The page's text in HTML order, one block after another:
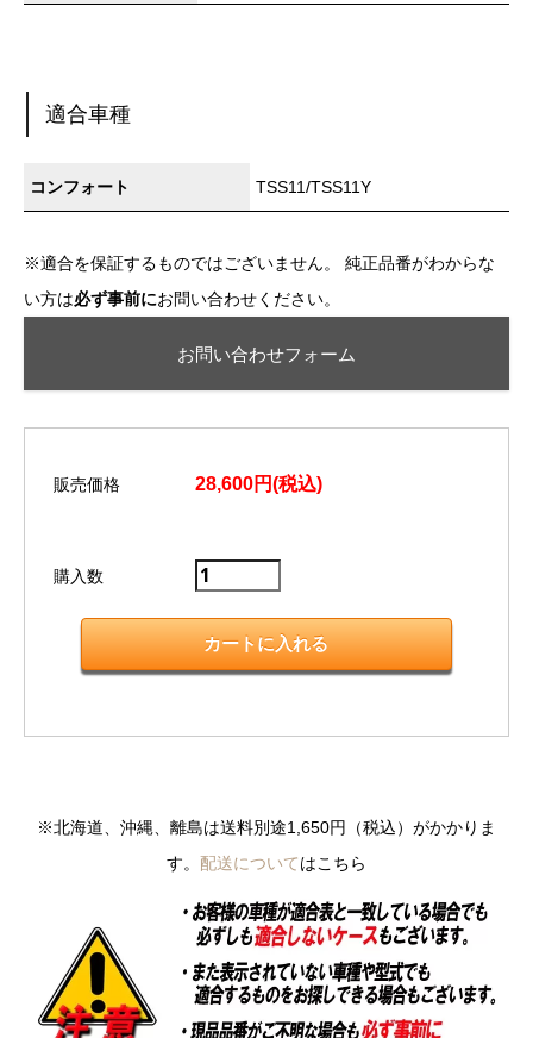
適合車種
コンフォート TSS11/TSS11Y
※適合を保証するものではございません。 純正品番がわからな
い方は必ず事前にお問い合わせください。
お問い合わせフォーム
販売価格 28,600円(税込)
購入数
※北海道、沖縄、離島は送料別途1,650円（税込）がかかりま
す。 配送についてはこちら